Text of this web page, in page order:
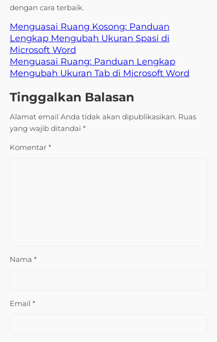
dengan cara terbaik.
Menguasai Ruang Kosong: Panduan
Lengkap Mengubah Ukuran Spasi di
Microsoft Word
Menguasai Ruang: Panduan Lengkap
Mengubah Ukuran Tab di Microsoft Word
Tinggalkan Balasan
Alamat email Anda tidak akan dipublikasikan. Ruas
yang wajib ditandai *
Komentar *
Nama *
Email *